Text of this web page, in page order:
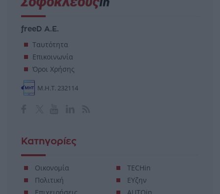
freeD Α.Ε.
Ταυτότητα
Επικοινωνία
Όροι Χρήσης
Μ.Η.Τ. 232114
Κατηγορίες
Οικονομία
Πολιτική
TECHin
ΕΥζην